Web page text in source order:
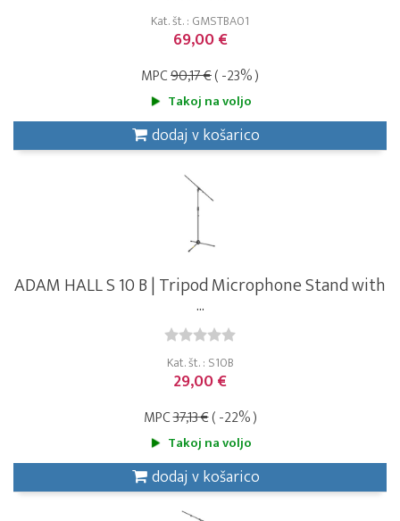
Kat. št. : GMSTBA01
69,00 €
MPC90,17 €( -23% )
Takoj na voljo
dodaj v košarico
ADAM HALL S 10 B | Tripod Microphone Stand with
...
Kat. št. : S10B
29,00 €
MPC37,13 €( -22% )
Takoj na voljo
dodaj v košarico